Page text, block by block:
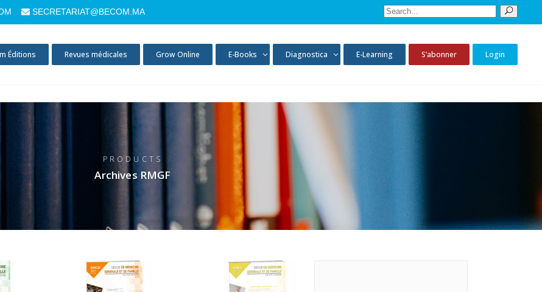
SECRETARIAT@BECOM.MA
Éditions Revues médicales Grow Online E-Books Diagnostica E-Learning S’abonner Login
PRODUCTS
Archives RMGF